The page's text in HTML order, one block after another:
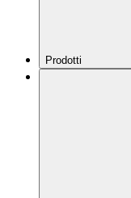
Prodotti